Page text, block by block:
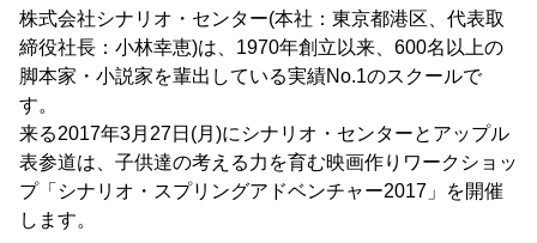
株式会社シナリオ・センター(本社：東京都港区、代表取
締役社長：小林幸恵)は、1970年創立以来、600名以上の
脚本家・小説家を輩出している実績No.1のスクールで
す。
来る2017年3月27日(月)にシナリオ・センターとアップル
表参道は、子供達の考える力を育む映画作りワークショッ
プ「シナリオ・スプリングアドベンチャー2017」を開催
します。